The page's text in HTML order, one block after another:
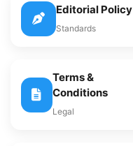
Editorial Policy
Standards
Terms &
Conditions
Legal